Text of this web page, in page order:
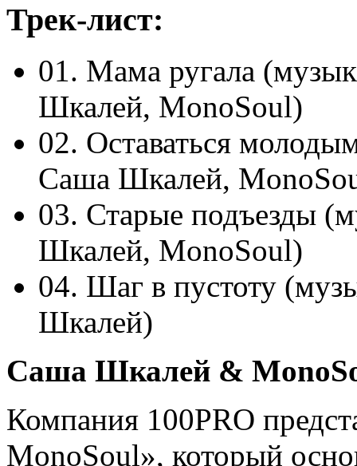
Трек-лист:
01. Мама ругала
Шкалей, MonoSoul)
02. Оставаться
Cаша Шкалей,
03. Старые подъезды
Шкалей, MonoSoul)
04. Шаг в пустоту
Шкалей)
Саша Шкалеи &
Компания 100PRO
MonoSoul», который